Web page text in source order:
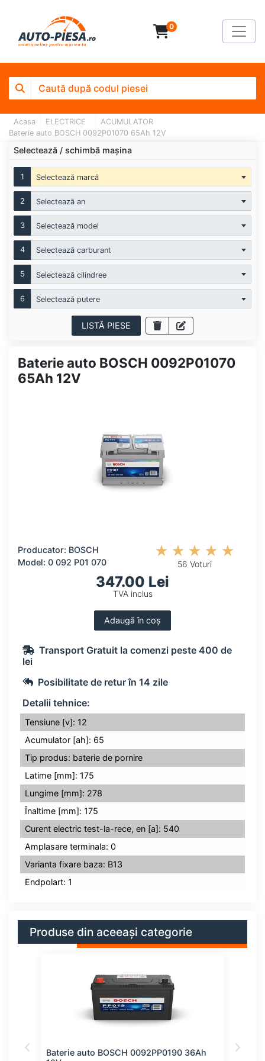
0
Acasa ELECTRICE
ACUMULATOR
Baterie auto BOSCH 0092P01070 65Ah 12V
Selectează / schimbă mașina
1 Selectează marcă
2 Selectează an
3 Selectează model
4 Selectează carburant
5 Selectează cilindree
6 Selectează putere
LISTĂ PIESE
Baterie auto BOSCH 0092P01070
65Ah 12V
Producator: BOSCH
Model: 0 092 P01 070
56 Voturi
347.00 Lei
TVA inclus
Adaugă în coș
Transport Gratuit la comenzi peste 400 de
lei
Posibilitate de retur în 14 zile
Detalii tehnice:
Tensiune [v]: 12
Acumulator [ah]: 65
Tip produs: baterie de pornire
Latime [mm]: 175
Lungime [mm]: 278
Înaltime [mm]: 175
Curent electric test-la-rece, en [a]: 540
Amplasare terminala: 0
Varianta fixare baza: B13
Endpolart: 1
Produse din aceeași categorie
Baterie auto BOSCH 0092PP0190 36Ah